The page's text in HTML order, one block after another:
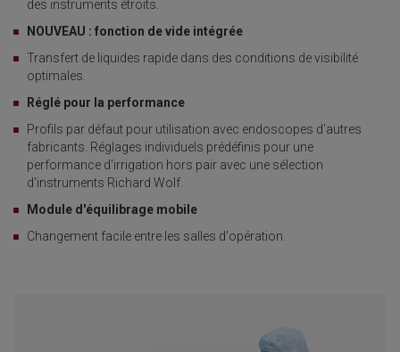
des instruments étroits.
NOUVEAU : fonction de vide intégrée
Transfert de liquides rapide dans des conditions de visibilité
optimales.
Réglé pour la performance
Profils par défaut pour utilisation avec endoscopes d'autres
fabricants. Réglages individuels prédéfinis pour une
performance d'irrigation hors pair avec une sélection
d'instruments Richard Wolf.
Module d'équilibrage mobile
Changement facile entre les salles d'opération.